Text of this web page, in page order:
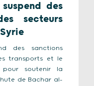
suspend des
secteurs
des sanctions
transports et le
pour soutenir la
de Bachar al-